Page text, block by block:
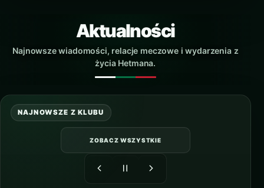
Aktualności
Najnowsze wiadomości, relacje meczowe i wydarzenia z
życia Hetmana.
NAJNOWSZE Z KLUBU
ZOBACZ WSZYSTKIE